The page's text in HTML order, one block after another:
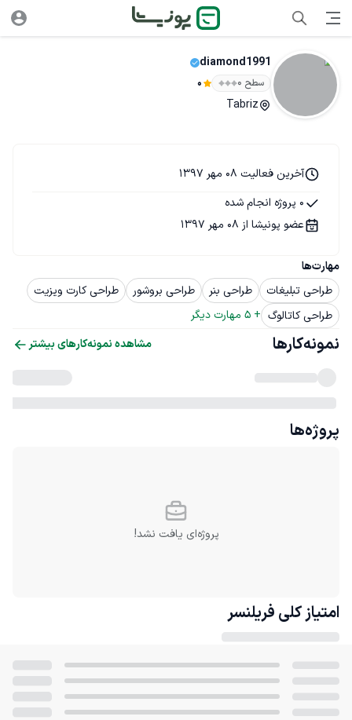
diamond1991
سطح ۰ 0
Tabriz
مهارت‌ها
طراحی تبلیغات
طراحی بنر طراحی بروشور
طراحی کارت ویزیت
طراحی کاتالوگ +
5 مهارت دیگر
آخرین فعالیت 08 مهر 1397
0 پروژه انجام شده
عضو پونیشا از 08 مهر 1397
نمونه‌کارها مشاهده نمونه‌کارهای بیشتر
پروژه‌ها
پروژه‌ای یافت نشد!
امتیاز کلی فریلنسر